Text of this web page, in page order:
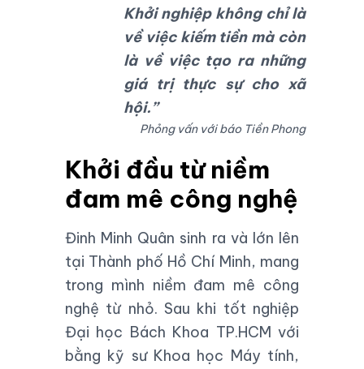
Khởi nghiệp không chỉ là
về việc kiếm tiền mà còn
là về việc tạo ra những
giá trị thực sự cho xã
hội.”
Phỏng vấn với báo Tiền Phong
Khởi đầu từ niềm
đam mê công nghệ
Đinh Minh Quân sinh ra và lớn lên
tại Thành phố Hồ Chí Minh, mang
trong mình niềm đam mê công
nghệ từ nhỏ. Sau khi tốt nghiệp
Đại học Bách Khoa TP.HCM với
bằng kỹ sư Khoa học Máy tính,